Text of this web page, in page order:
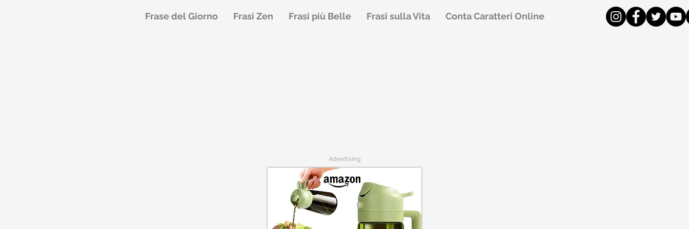
Frase del Giorno Frasi Zen Frasi più Belle Frasi sulla Vita Conta Caratteri Online
Advertising